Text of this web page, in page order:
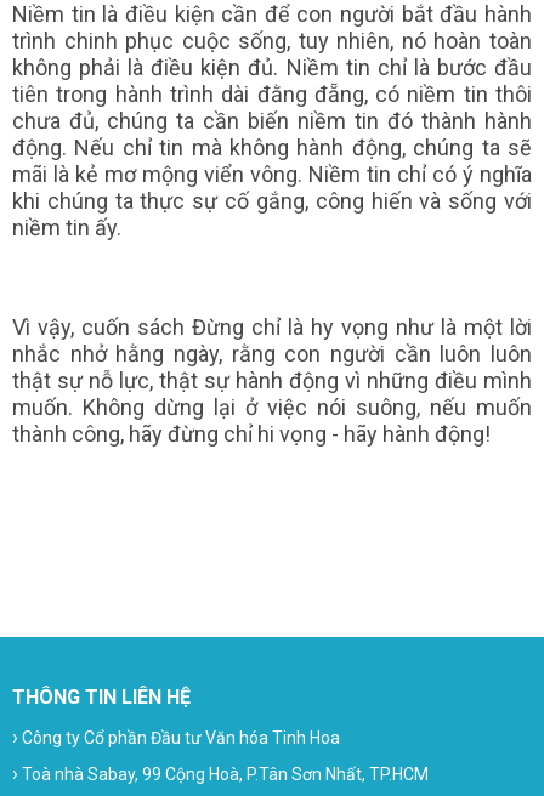
Niềm tin là điều kiện cần để con người bắt đầu hành
trình chinh phục cuộc sống, tuy nhiên, nó hoàn toàn
không phải là điều kiện đủ. Niềm tin chỉ là bước đầu
tiên trong hành trình dài đằng đẵng, có niềm tin thôi
chưa đủ, chúng ta cần biến niềm tin đó thành hành
động. Nếu chỉ tin mà không hành động, chúng ta sẽ
mãi là kẻ mơ mộng viển vông. Niềm tin chỉ có ý nghĩa
khi chúng ta thực sự cố gắng, công hiến và sống với
niềm tin ấy.
Vì vậy, cuốn sách Đừng chỉ là hy vọng như là một lời
nhắc nhở hằng ngày, rằng con người cần luôn luôn
thật sự nỗ lực, thật sự hành động vì những điều mình
muốn. Không dừng lại ở việc nói suông, nếu muốn
thành công, hãy đừng chỉ hi vọng - hãy hành động!
THÔNG TIN LIÊN HỆ
› Công ty Cổ phần Đầu tư Văn hóa Tinh Hoa
› Toà nhà Sabay, 99 Cộng Hoà, P.Tân Sơn Nhất, TP.HCM